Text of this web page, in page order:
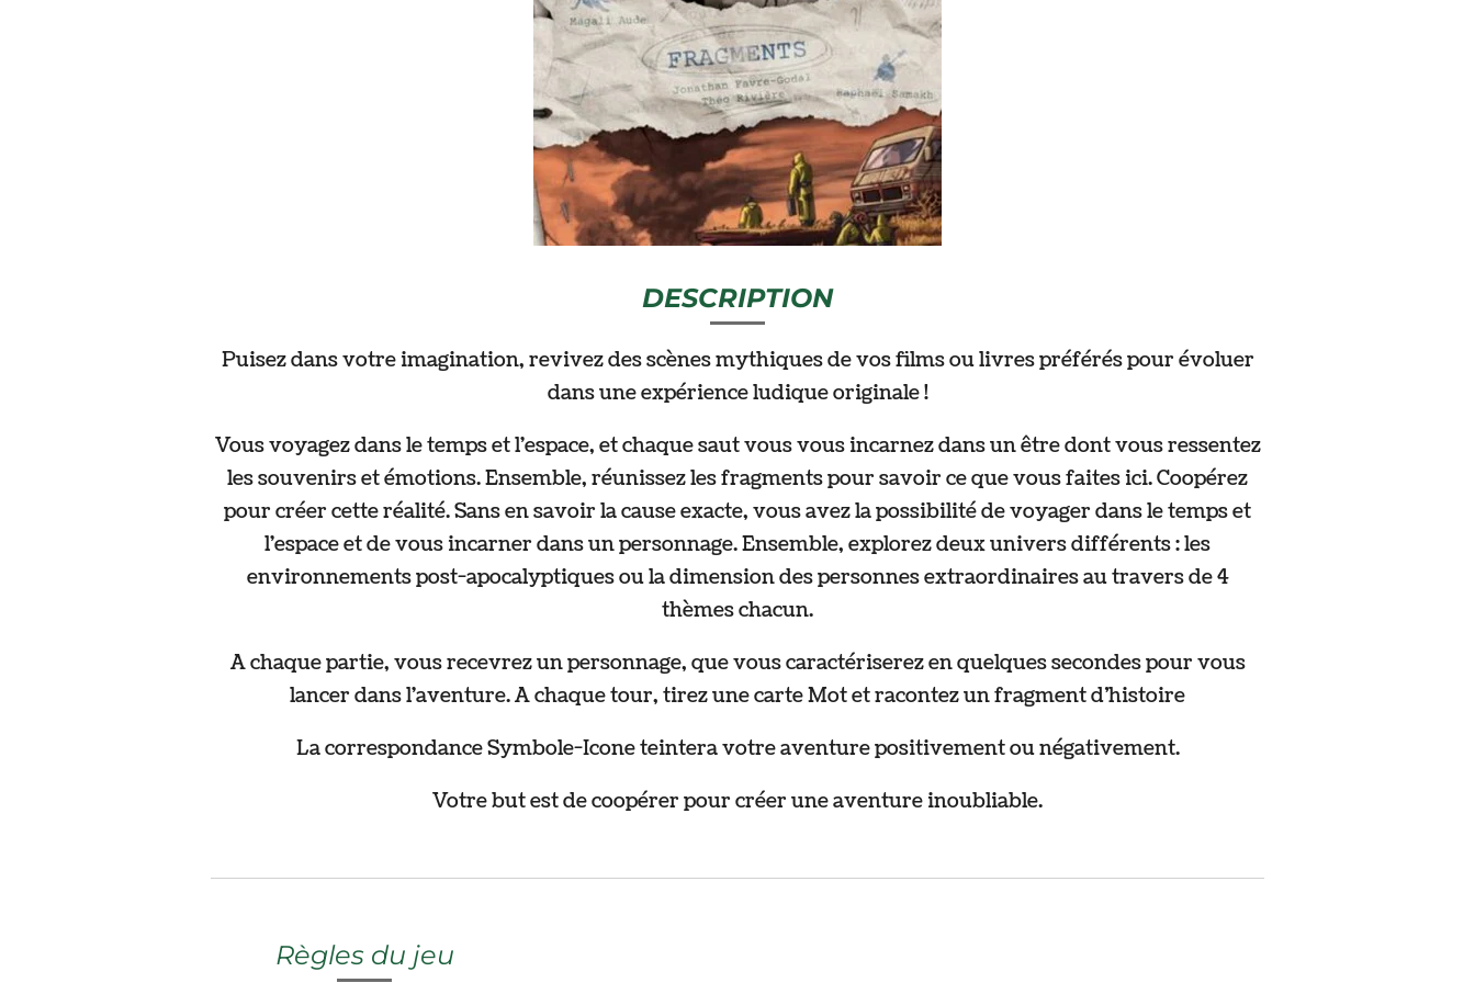
DESCRIPTION
Puisez dans votre imagination, revivez des scènes mythiques de vos films ou livres préférés pour évoluer
dans une expérience ludique originale !
Vous voyagez dans le temps et l'espace, et chaque saut vous vous incarnez dans un être dont vous ressentez
les souvenirs et émotions. Ensemble, réunissez les fragments pour savoir ce que vous faites ici. Coopérez
pour créer cette réalité. Sans en savoir la cause exacte, vous avez la possibilité de voyager dans le temps et
l'espace et de vous incarner dans un personnage. Ensemble, explorez deux univers différents : les
environnements post-apocalyptiques ou la dimension des personnes extraordinaires au travers de 4
thèmes chacun.
A chaque partie, vous recevrez un personnage, que vous caractériserez en quelques secondes pour vous
lancer dans l'aventure. A chaque tour, tirez une carte Mot et racontez un fragment d’histoire
La correspondance Symbole-Icone teintera votre aventure positivement ou négativement.
Votre but est de coopérer pour créer une aventure inoubliable.
Règles du jeu